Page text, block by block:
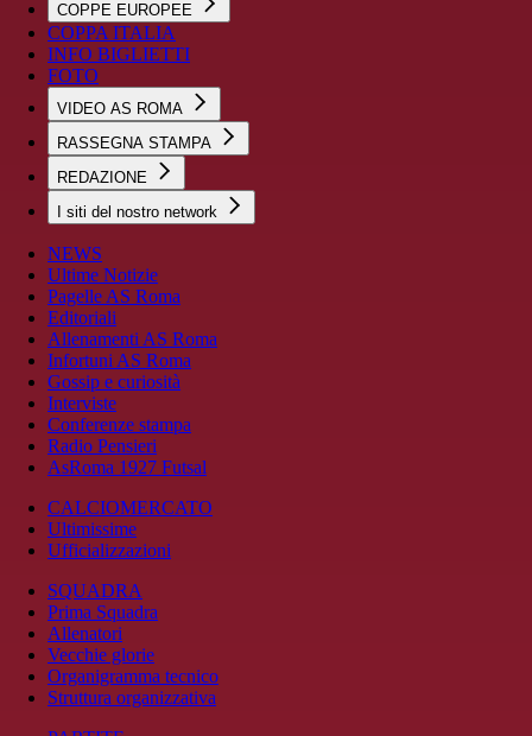
COPPE EUROPEE
COPPA ITALIA
INFO BIGLIETTI
FOTO
VIDEO AS ROMA
RASSEGNA STAMPA
REDAZIONE
I siti del nostro network
NEWS
Ultime Notizie
Pagelle AS Roma
Editoriali
Allenamenti AS Roma
Infortuni AS Roma
Gossip e curiosità
Interviste
Conferenze stampa
Radio Pensieri
AsRoma 1927 Futsal
CALCIOMERCATO
Ultimissime
Ufficializzazioni
SQUADRA
Prima Squadra
Allenatori
Vecchie glorie
Organigramma tecnico
Struttura organizzativa